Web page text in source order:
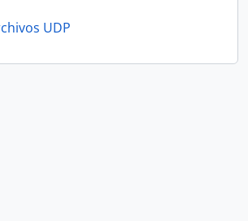
UDP